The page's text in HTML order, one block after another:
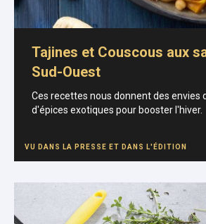
Tajines et Couscous aux
Sud-Ouest
Ces recettes nous donnent des envies
d'épices exotiques pour booster l'hiver.
VU DANS LA PRESSE ET DANS L'ÉDITION